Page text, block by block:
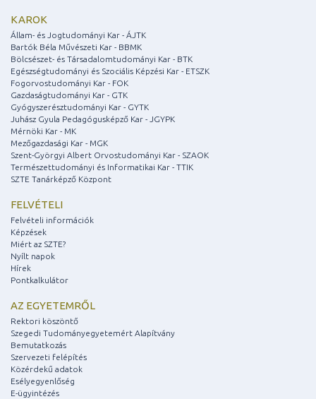
KAROK
Állam- és Jogtudományi Kar - ÁJTK
Bartók Béla Művészeti Kar - BBMK
Bölcsészet- és Társadalomtudományi Kar - BTK
Egészségtudományi és Szociális Képzési Kar - ETSZK
Fogorvostudományi Kar - FOK
Gazdaságtudományi Kar - GTK
Gyógyszerésztudományi Kar - GYTK
Juhász Gyula Pedagógusképző Kar - JGYPK
Mérnöki Kar - MK
Mezőgazdasági Kar - MGK
Szent-Györgyi Albert Orvostudományi Kar - SZAOK
Természettudományi és Informatikai Kar - TTIK
SZTE Tanárképző Központ
FELVÉTELI
Felvételi információk
Képzések
Miért az SZTE?
Nyílt napok
Hírek
Pontkalkulátor
AZ EGYETEMRŐL
Rektori köszöntő
Szegedi Tudományegyetemért Alapítvány
Bemutatkozás
Szervezeti felépítés
Közérdekű adatok
Esélyegyenlőség
E-ügyintézés